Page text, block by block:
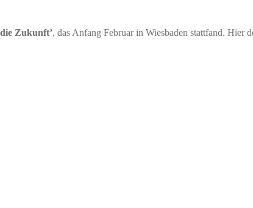
Zukunft’, das Anfang Februar in Wiesbaden stattfand. Hier